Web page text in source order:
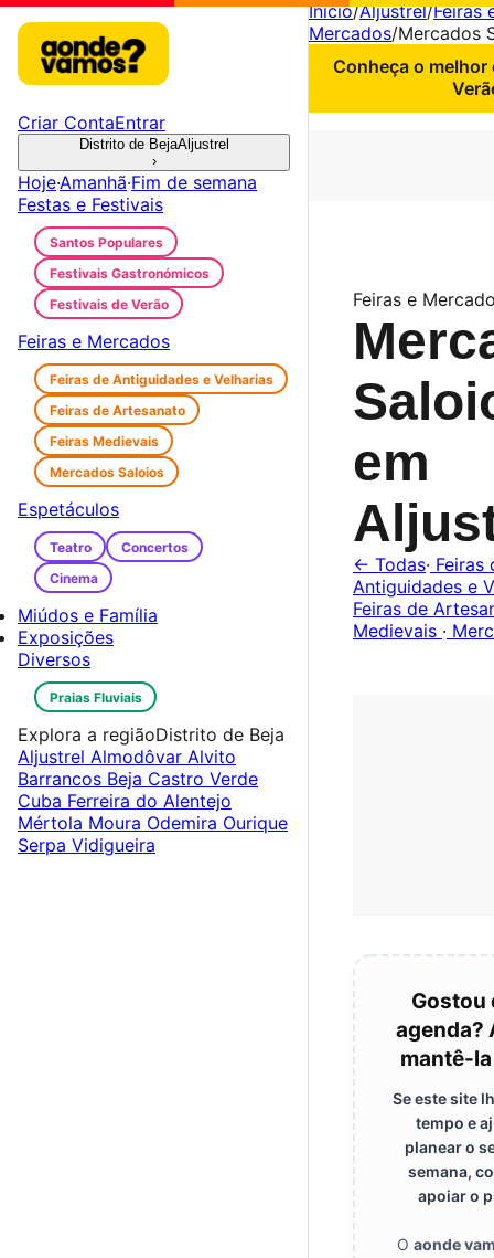
Início/Aljustrel/Feiras
Mercados/Mercados
Conheça o melhor
Feiras e
em
← Todas· Feiras
Antiguidades e
Feiras de
Medievais ·
Gostou
agenda?
mantê-
Se este site
tempo e
planear o
semana,
apoiar o
O aonde
Criar ContaEntrar
Distrito de BejaAljustrel
›
Hoje·Amanhã·Fim de semana
Festas e Festivais
Santos Populares
Festivais Gastronómicos
Festivais de Verão
Feiras e Mercados
Feiras de Antiguidades e Velharias
Feiras de Artesanato
Feiras Medievais
Mercados Saloios
Espetáculos
Teatro
Concertos
Cinema
Miúdos e Família
Exposições
Diversos
Praias Fluviais
Explora a regiãoDistrito de Beja
Aljustrel Almodôvar Alvito
Barrancos Beja Castro Verde
Cuba Ferreira do Alentejo
Mértola Moura Odemira Ourique
Serpa Vidigueira